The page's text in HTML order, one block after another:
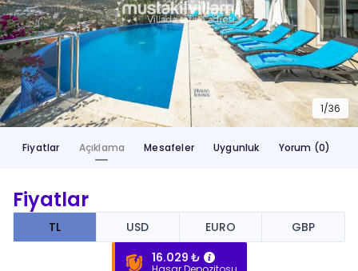
1/36
Fiyatlar Açıklama Mesafeler Uygunluk Yorum (0)
Fiyatlar
TL USD EURO
GBP
16.029 ₺